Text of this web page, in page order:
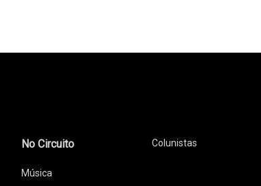
No Circuito
Música
Colunistas